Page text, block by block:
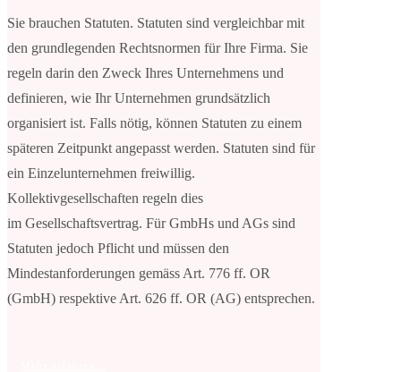
Sie brauchen Statuten. Statuten sind vergleichbar mit
den grundlegenden Rechtsnormen für Ihre Firma. Sie
regeln darin den Zweck Ihres Unternehmens und
definieren, wie Ihr Unternehmen grundsätzlich
organisiert ist. Falls nötig, können Statuten zu einem
späteren Zeitpunkt angepasst werden. Statuten sind für
ein Einzelunternehmen freiwillig.
Kollektivgesellschaften regeln dies
im Gesellschaftsvertrag. Für GmbHs und AGs sind
Statuten jedoch Pflicht und müssen den
Mindestanforderungen gemäss Art. 776 ff. OR
(GmbH) respektive Art. 626 ff. OR (AG) entsprechen.